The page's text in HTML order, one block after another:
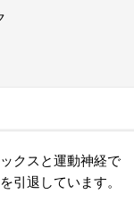
クスと運動神経で
引退しています。